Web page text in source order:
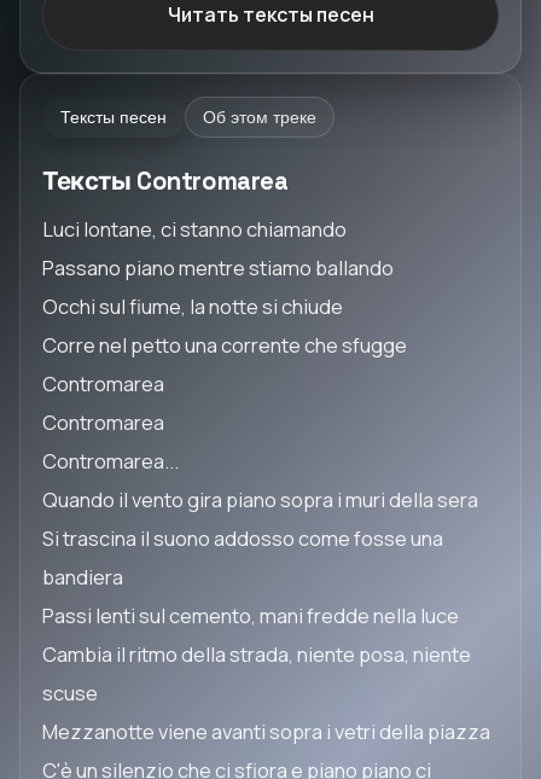
Читать тексты песен
Тексты песен Об этом треке
Тексты Contromarea
Luci lontane, ci stanno chiamando
Passano piano mentre stiamo ballando
Occhi sul fiume, la notte si chiude
Corre nel petto una corrente che sfugge
Contromarea
Contromarea
Contromarea...
Quando il vento gira piano sopra i muri della sera
Si trascina il suono addosso come fosse una
bandiera
Passi lenti sul cemento, mani fredde nella luce
Cambia il ritmo della strada, niente posa, niente
scuse
Mezzanotte viene avanti sopra i vetri della piazza
C'è un silenzio che ci sfiora e piano piano ci